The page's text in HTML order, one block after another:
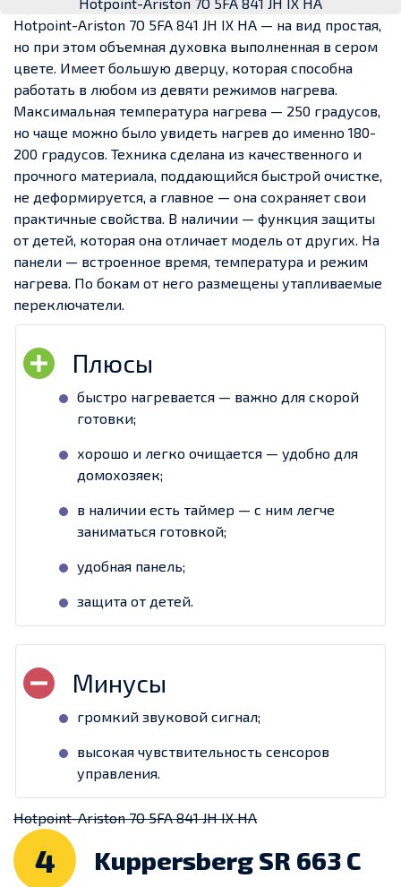
Hotpoint-Ariston 7O 5FA 841 JH IX HA — на вид простая,
но при этом объемная духовка выполненная в сером
цвете. Имеет большую дверцу, которая способна
работать в любом из девяти режимов нагрева.
Максимальная температура нагрева — 250 градусов,
но чаще можно было увидеть нагрев до именно 180-
200 градусов. Техника сделана из качественного и
прочного материала, поддающийся быстрой очистке,
не деформируется, а главное — она сохраняет свои
практичные свойства. В наличии — функция защиты
от детей, которая она отличает модель от других. На
панели — встроенное время, температура и режим
нагрева. По бокам от него размещены утапливаемые
переключатели.
быстро нагревается — важно для скорой
готовки;
хорошо и легко очищается — удобно для
домохозяек;
в наличии есть таймер — с ним легче
заниматься готовкой;
удобная панель;
защита от детей.
громкий звуковой сигнал;
высокая чувствительность сенсоров
управления.
Hotpoint-Ariston 7O 5FA 841 JH IX HA
4 Kuppersberg SR 663 C